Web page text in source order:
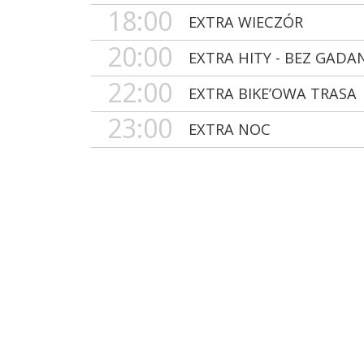
18:00
EXTRA WIECZÓR
20:00 EXTRA HITY - BEZ
22:00 EXTRA BIKE’OWA TRASA
23:00 EXTRA NOC